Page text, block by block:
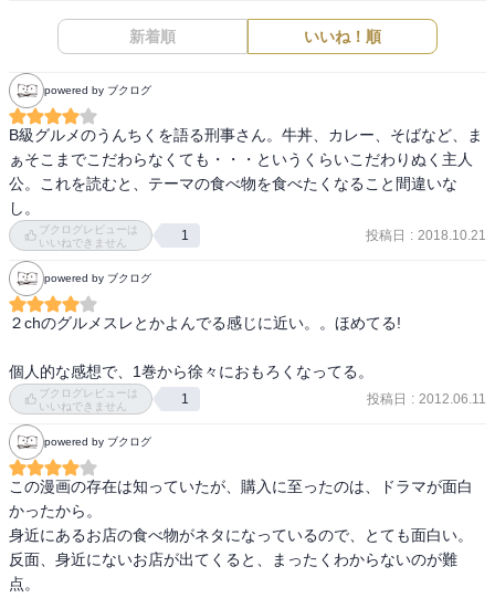
新着順 いいね！順
powered by ブクログ
B級グルメのうんちくを語る刑事さん。牛丼、カレー、そばなど、ま
ぁそこまでこだわらなくても・・・というくらいこだわりぬく主人
公。これを読むと、テーマの食べ物を食べたくなること間違いな
し。
ブクログレビューは
いいねできません
1 投稿日 : 2018.10.21
powered by ブクログ
２chのグルメスレとかよんでる感じに近い。。ほめてる!
個人的な感想で、1巻から徐々におもろくなってる。
ブクログレビューは
いいねできません
1 投稿日 : 2012.06.11
powered by ブクログ
この漫画の存在は知っていたが、購入に至ったのは、ドラマが面白
かったから。
身近にあるお店の食べ物がネタになっているので、とても面白い。
反面、身近にないお店が出てくると、まったくわからないのが難
点。